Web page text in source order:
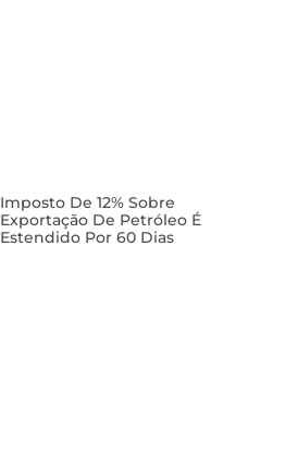
Imposto De 12% Sobre
Exportação De Petróleo É
Estendido Por 60 Dias